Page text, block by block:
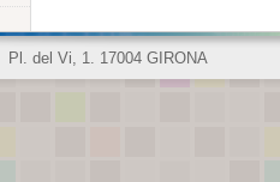
Pl. del Vi, 1. 17004 GIRONA